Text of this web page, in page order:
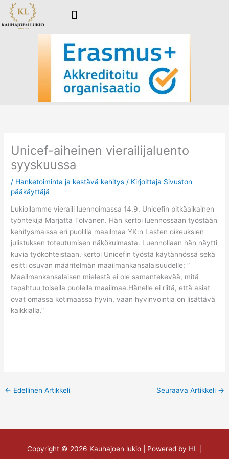
Siirry
sisältöön
Unicef-aiheinen vierailijaluento
syyskuussa
/ Hanketoiminta ja kestävä kehitys / Kirjoittaja Sivuston
pääkäyttäjä
Lukiollamme vieraili luennoimassa 14.9. Unicefin pitkäaikainen
työntekijä Marjatta Tolvanen. Hän kertoi luennossaan työstään
kehitysmaissa eri puolilla maailmaa YK:n Lasten oikeuksien
julistuksen toteutumisen näkökulmasta. Luennollaan hän näytti
kuvia työkohteistaan, kertoi Unicefin työstä käytännössä sekä
esitti osuvan määritelmän maailmankansalaisuudelle: ”
Maailmankansalaisen mielestä ei ole samantekevää, mitä
tapahtuu toisella puolella maailmaa.Hänelle ei riitä, että asiat
ovat omassa kotimaassa hyvin, vaan hyvinvointia on lisättävä
kaikkialla.”
← Edellinen Artikkeli Seuraava Artikkeli →
Copyright © 2026 Kauhajoen lukio | Powered by HL